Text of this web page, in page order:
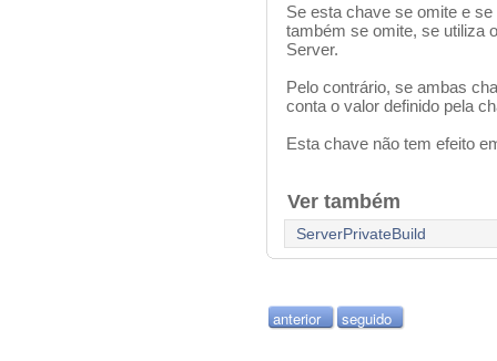
Se esta chave se omite e
também se omite, se utiliza
Server.
Pelo contrário, se ambas
conta o valor definido pela
Esta chave não tem efeito
Ver também
ServerPrivateBuild
anterior seguido